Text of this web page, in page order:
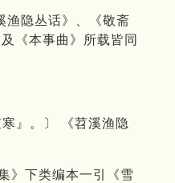
渔隐丛话》、《敬斋
《本事曲》所载皆同
』。〕 《苕溪渔隐
》下类编本一引《雪